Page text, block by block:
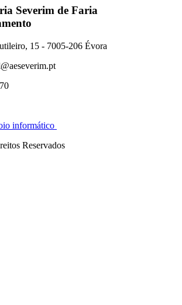
Severim de Faria
15 - 7005-206 Évora
informático
Reservados